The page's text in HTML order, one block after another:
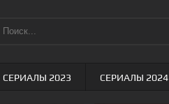
СЕРИАЛЫ 2023 СЕРИАЛЫ 2024